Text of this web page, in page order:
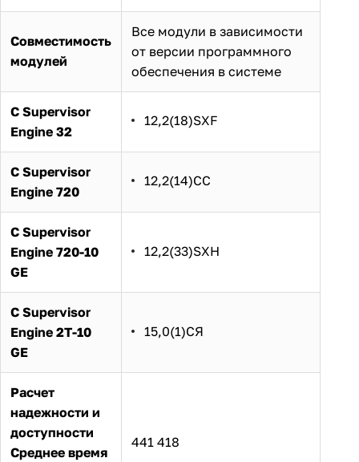
Совместимость
модулей
Все модули в зависимости
от версии программного
обеспечения в системе
С Supervisor
Engine 32
12,2(18)SXF
С Supervisor
Engine 720
12,2(14)СС
С Supervisor
Engine 720-10
GE
12,2(33)SXH
С Supervisor
Engine 2T-10
GE
15,0(1)СЯ
Расчет
надежности и
доступности
Среднее время
441 418